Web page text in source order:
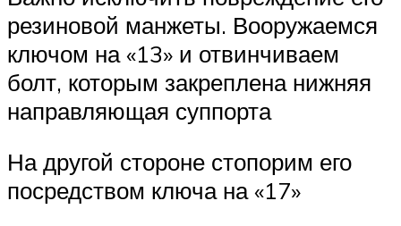
резиновой манжеты. Вооружаемся
ключом на «13» и отвинчиваем
болт, которым закреплена нижняя
направляющая суппорта
На другой стороне стопорим его
посредством ключа на «17»